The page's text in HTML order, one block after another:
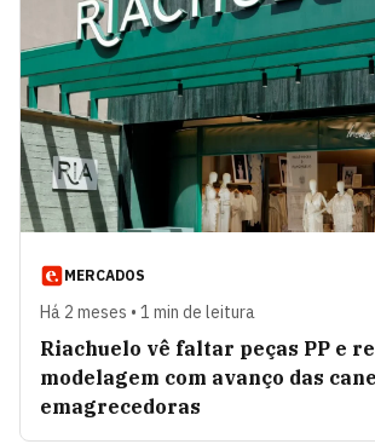
MERCADOS
Há 2 meses • 1 min de leitura
Riachuelo vê faltar peças PP e
modelagem com avanço das
emagrecedoras